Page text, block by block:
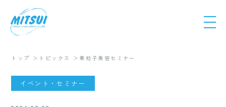
トップ トピックス 素粒子美容セミナー
イベント・セミナー